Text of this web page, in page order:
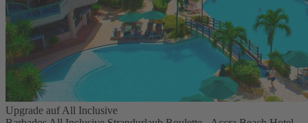
Upgrade auf All Inclusive